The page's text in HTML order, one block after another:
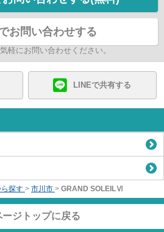
お問い合わせする
軽にお問い合わせください。
LINEで共有する
探す > 市川市 > GRAND SOLEILⅥ
ージトップに戻る